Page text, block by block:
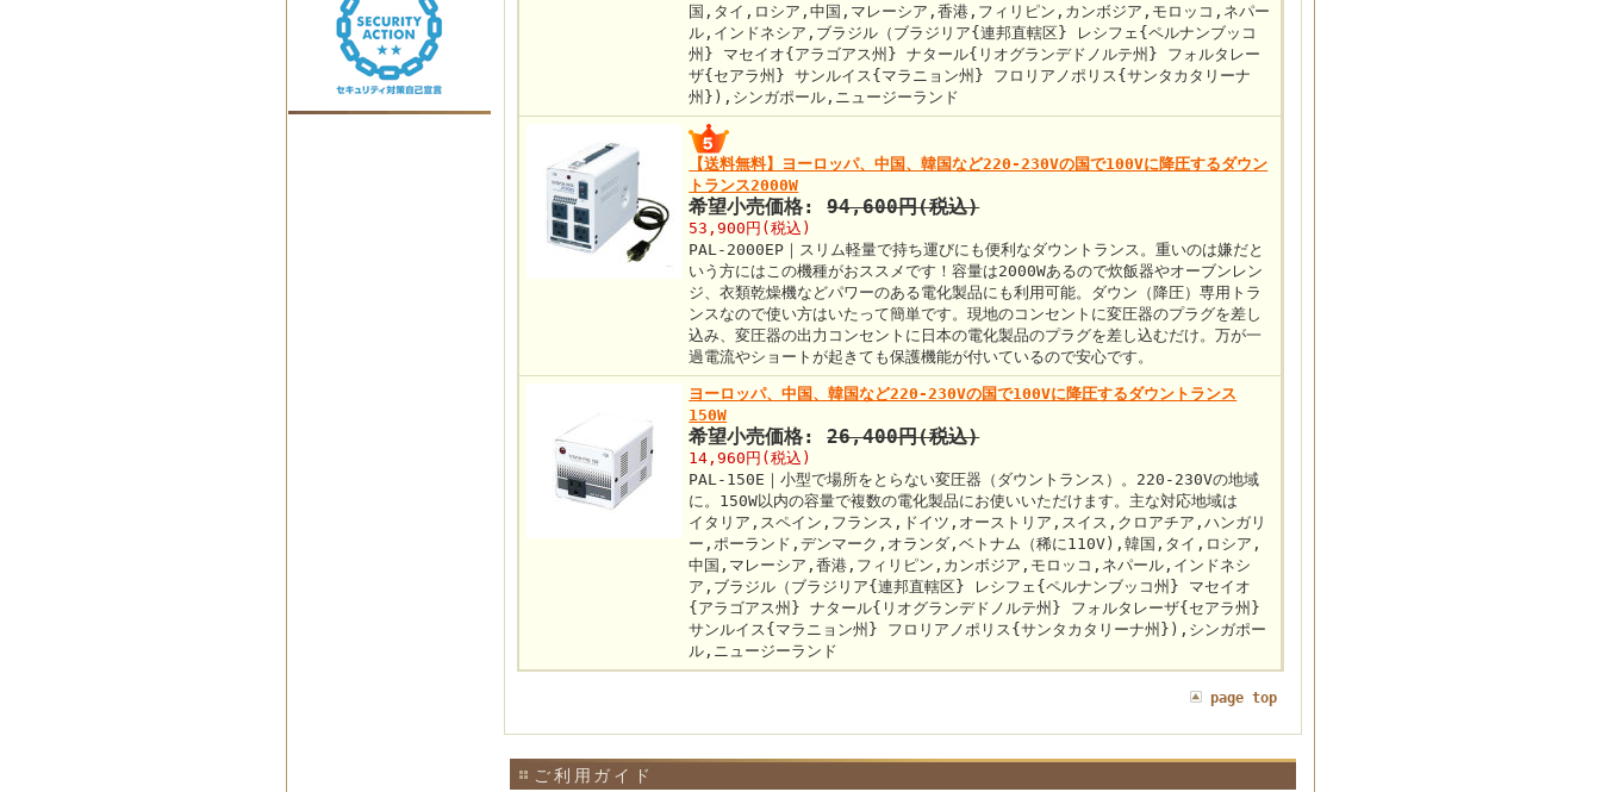
国,タイ,ロシア,中国,マレーシア,香港,フィリピン,カンボジア,モロッコ,ネパー
ル,インドネシア,ブラジル（ブラジリア{連邦直轄区} レシフェ{ペルナンブッコ
州} マセイオ{アラゴアス州} ナタール{リオグランデドノルテ州} フォルタレー
ザ{セアラ州} サンルイス{マラニョン州} フロリアノポリス{サンタカタリーナ
州}),シンガポール,ニュージーランド
【送料無料】ヨーロッパ、中国、韓国など220-230Vの国で100Vに降圧するダウン
トランス2000W
希望小売価格:94,600円(税込)
53,900円(税込)
PAL-2000EP｜スリム軽量で持ち運びにも便利なダウントランス。重いのは嫌だと
いう方にはこの機種がおススメです！容量は2000Wあるので炊飯器やオーブンレン
ジ、衣類乾燥機などパワーのある電化製品にも利用可能。ダウン（降圧）専用トラ
ンスなので使い方はいたって簡単です。現地のコンセントに変圧器のプラグを差し
込み、変圧器の出力コンセントに日本の電化製品のプラグを差し込むだけ。万が一
過電流やショートが起きても保護機能が付いているので安心です。
ヨーロッパ、中国、韓国など220-230Vの国で100Vに降圧するダウントランス
150W
希望小売価格:26,400円(税込)
14,960円(税込)
PAL-150E｜小型で場所をとらない変圧器（ダウントランス）。220-230Vの地域
に。150W以内の容量で複数の電化製品にお使いいただけます。主な対応地域は
イタリア,スペイン,フランス,ドイツ,オーストリア,スイス,クロアチア,ハンガリ
ー,ポーランド,デンマーク,オランダ,ベトナム（稀に110V),韓国,タイ,ロシア,
中国,マレーシア,香港,フィリピン,カンボジア,モロッコ,ネパール,インドネシ
ア,ブラジル（ブラジリア{連邦直轄区} レシフェ{ペルナンブッコ州} マセイオ
{アラゴアス州} ナタール{リオグランデドノルテ州} フォルタレーザ{セアラ州}
サンルイス{マラニョン州} フロリアノポリス{サンタカタリーナ州}),シンガポー
ル,ニュージーランド
page top
ご利用ガイド